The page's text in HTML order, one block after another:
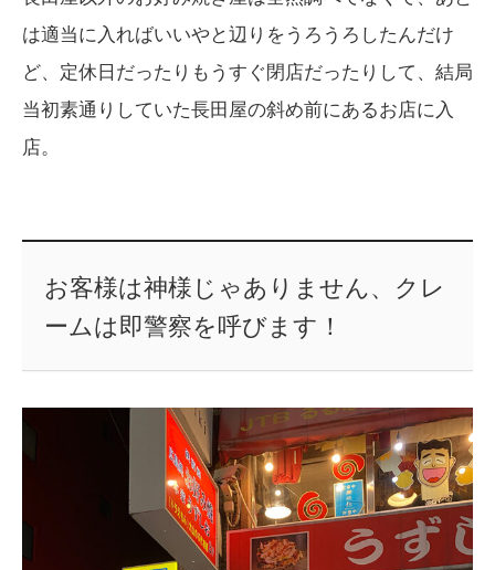
は適当に入ればいいやと辺りをうろうろしたんだけ
ど、定休日だったりもうすぐ閉店だったりして、結局
当初素通りしていた長田屋の斜め前にあるお店に入
店。
お客様は神様じゃありません、クレ
ームは即警察を呼びます！